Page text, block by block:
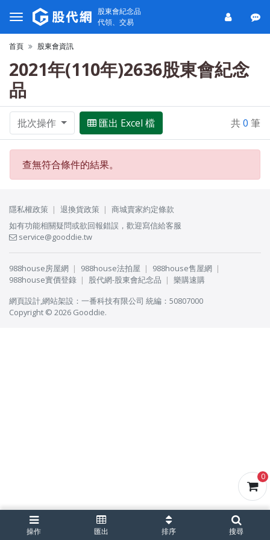
0
股東會紀念品
代領、交易
首頁 股東會資訊
2021年(110年)2636股東會紀念
品
批次操作 匯出 Excel 檔 共0 筆
查無符合條件的結果。
操作 匯出 排序 搜尋
隱私權政策 退換貨政策
商城賣家約定條款
如有功能相關疑問或欲回報錯誤，歡迎寫信給客服
service@gooddie.tw
988house房屋網 988house法拍屋
988house售屋網
988house實價登錄
股代網-股東會紀念品
樂購速購
網頁設計,網站架設 ： 一番科技有限公司 統編：50807000
Copyright © 2026 Gooddie.